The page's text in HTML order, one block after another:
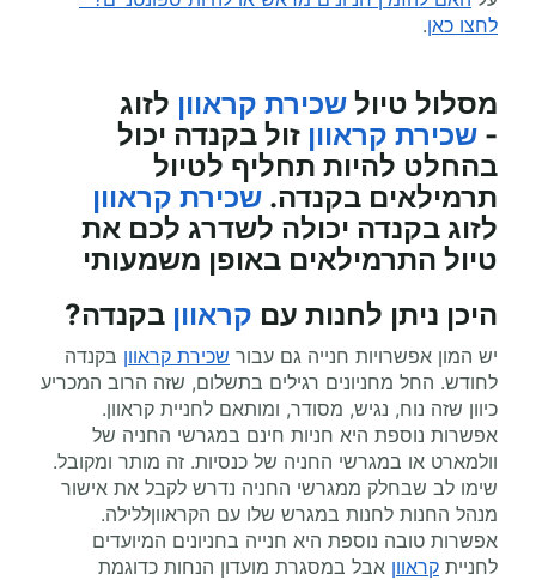
לחצו כאן.
מסלול טיול שכירת קראוון לזוג
- שכירת קראוון זול בקנדה יכול
בהחלט להיות תחליף לטיול
תרמילאים בקנדה. שכירת קראוון
לזוג בקנדה יכולה לשדרג לכם את
טיול התרמילאים באופן משמעותי
היכן ניתן לחנות עם קראוון בקנדה?
יש המון אפשרויות חנייה גם עבור שכירת קראוון בקנדה
לחודש. החל מחניונים רגילים בתשלום, שזה הרוב המכריע
כיוון שזה נוח, נגיש, מסודר, ומותאם לחניית קראוון.
אפשרות נוספת היא חניות חינם במגרשי החניה של
וולמארט או במגרשי החניה של כנסיות. זה מותר ומקובל.
שימו לב שבחלק ממגרשי החניה נדרש לקבל את אישור
מנהל החנות לחנות במגרש שלו עם הקראווןללילה.
אפשרות טובה נוספת היא חנייה בחניונים המיועדים
לחניית קראוון אבל במסגרת מועדון הנחות כדוגמת